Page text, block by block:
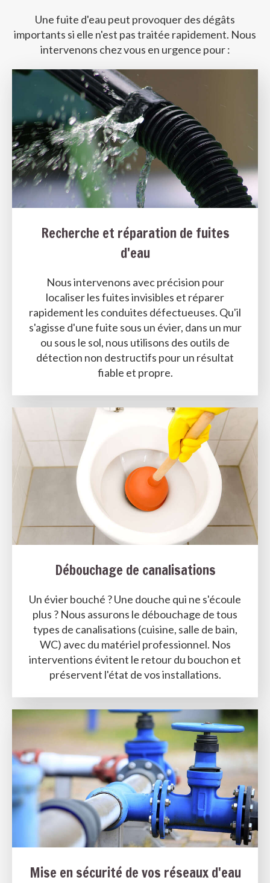
Une fuite d'eau peut provoquer des dégâts
importants si elle n'est pas traitée rapidement. Nous
intervenons chez vous en urgence pour :
Recherche et réparation de fuites
d'eau
Nous intervenons avec précision pour
localiser les fuites invisibles et réparer
rapidement les conduites défectueuses. Qu'il
s'agisse d'une fuite sous un évier, dans un mur
ou sous le sol, nous utilisons des outils de
détection non destructifs pour un résultat
fiable et propre.
Débouchage de canalisations
Un évier bouché ? Une douche qui ne s'écoule
plus ? Nous assurons le débouchage de tous
types de canalisations (cuisine, salle de bain,
WC) avec du matériel professionnel. Nos
interventions évitent le retour du bouchon et
préservent l'état de vos installations.
Mise en sécurité de vos réseaux d'eau